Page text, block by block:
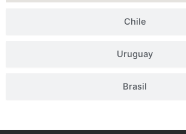
Chile
Uruguay
Brasil